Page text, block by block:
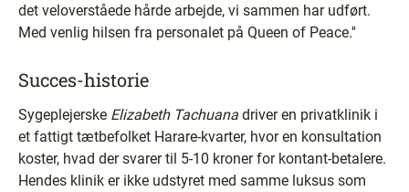
det veloverståede hårde arbejde, vi sammen har udført.
Med venlig hilsen fra personalet på Queen of Peace.''
Succes-historie
Sygeplejerske Elizabeth Tachuana driver en privatklinik i
et fattigt tætbefolket Harare-kvarter, hvor en konsultation
koster, hvad der svarer til 5-10 kroner for kontant-betalere.
Hendes klinik er ikke udstyret med samme luksus som